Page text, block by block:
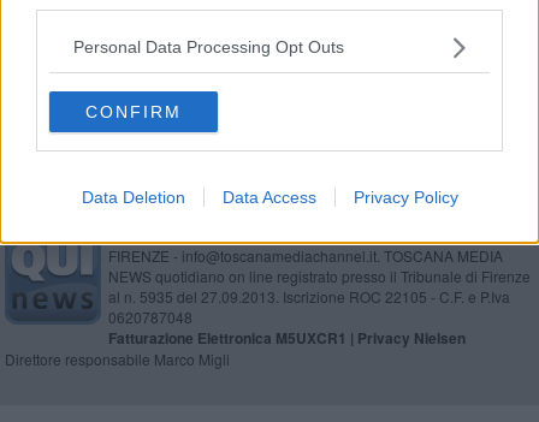
Personal Data Processing Opt Outs
CONFIRM
Data Deletion Data Access Privacy Policy
Via di Rifredi e viale dei Mille, lavori di notte
FIRENZE - info@toscanamediachannel.it. TOSCANA MEDIA
NEWS quotidiano on line registrato presso il Tribunale di Firenze
al n. 5935 del 27.09.2013. Iscrizione ROC 22105 - C.F. e P.Iva
0620787048
Fatturazione Elettronica M5UXCR1 | Privacy Nielsen
Direttore responsabile Marco Migli